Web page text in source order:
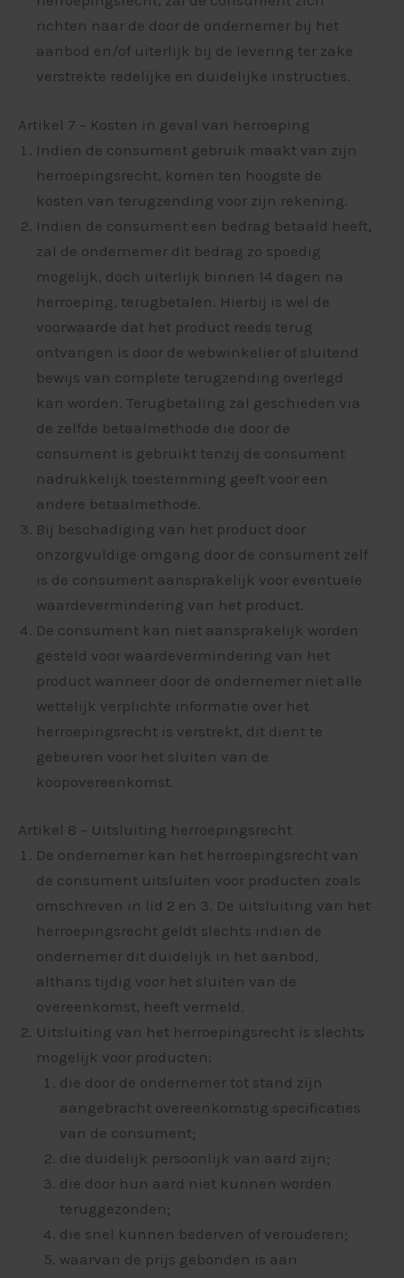
richten naar de door de ondernemer bij het
aanbod en/of uiterlijk bij de levering ter zake
verstrekte redelijke en duidelijke instructies.
Artikel 7 – Kosten in geval van herroeping
Indien de consument gebruik maakt van zijn
herroepingsrecht, komen ten hoogste de
kosten van terugzending voor zijn rekening.
Indien de consument een bedrag betaald heeft,
zal de ondernemer dit bedrag zo spoedig
mogelijk, doch uiterlijk binnen 14 dagen na
herroeping, terugbetalen. Hierbij is wel de
voorwaarde dat het product reeds terug
ontvangen is door de webwinkelier of sluitend
bewijs van complete terugzending overlegd
kan worden. Terugbetaling zal geschieden via
de zelfde betaalmethode die door de
consument is gebruikt tenzij de consument
nadrukkelijk toestemming geeft voor een
andere betaalmethode.
Bij beschadiging van het product door
onzorgvuldige omgang door de consument zelf
is de consument aansprakelijk voor eventuele
waardevermindering van het product.
De consument kan niet aansprakelijk worden
gesteld voor waardevermindering van het
product wanneer door de ondernemer niet alle
wettelijk verplichte informatie over het
herroepingsrecht is verstrekt, dit dient te
gebeuren voor het sluiten van de
koopovereenkomst.
Artikel 8 – Uitsluiting herroepingsrecht
De ondernemer kan het herroepingsrecht van
de consument uitsluiten voor producten zoals
omschreven in lid 2 en 3. De uitsluiting van het
herroepingsrecht geldt slechts indien de
ondernemer dit duidelijk in het aanbod,
althans tijdig voor het sluiten van de
overeenkomst, heeft vermeld.
Uitsluiting van het herroepingsrecht is slechts
mogelijk voor producten:
die door de ondernemer tot stand zijn
aangebracht overeenkomstig specificaties
van de consument;
die duidelijk persoonlijk van aard zijn;
die door hun aard niet kunnen worden
teruggezonden;
die snel kunnen bederven of verouderen;
waarvan de prijs gebonden is aan